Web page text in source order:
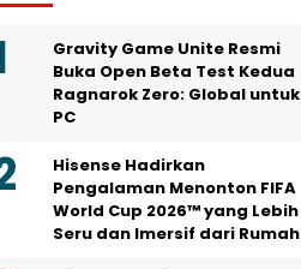
Gravity Game Unite Resmi
Buka Open Beta Test Kedua
Ragnarok Zero: Global untuk
PC
Hisense Hadirkan
Pengalaman Menonton FIFA
World Cup 2026™ yang Lebih
Seru dan Imersif dari Rumah